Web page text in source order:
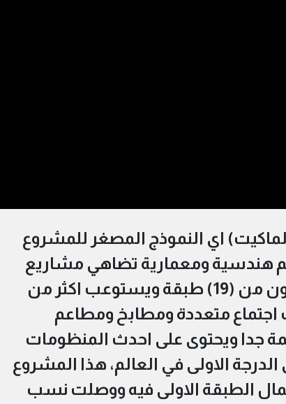
اي النموذج المصغر للمشروع
هندسية ومعمارية تضاهي مشاريع
بناء افخم الفنادق في العالم، فهو مكون من (19) طبقة ويستوعب اكثر من
اجتماع متعددة ومطابخ ومطاعم
جدا ويحتوى على احدث المنظومات
الاولى في العالم، هذا المشروع
الطبقة الاولى فيه ووصلت نسب